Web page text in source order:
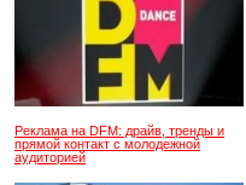
Реклама на DFM: драйв, тренды и
прямой контакт с молодежной
аудиторией